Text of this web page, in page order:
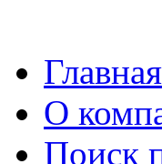
Главная
О
Поиск